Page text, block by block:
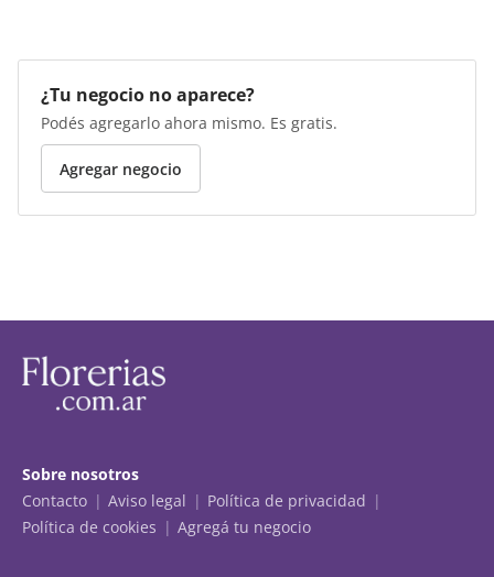
¿Tu negocio no aparece?
Podés agregarlo ahora mismo. Es gratis.
Agregar negocio
Sobre nosotros
Contacto
Aviso legal
Política de privacidad
Política de cookies
Agregá tu negocio